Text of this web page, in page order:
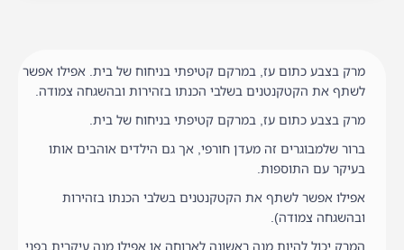
מרק בצבע כתום עז, במרקם קטיפתי בניחוח של בית. אפילו אפשר
לשתף את הקטקנטנים בשלבי הכנתו בזהירות ובהשגחה צמודה.
מרק בצבע כתום עז, במרקם קטיפתי בניחוח של בית.
ברור שלמבוגרים זה מעדן חורפי, אך גם הילדים אוהבים אותו
בעיקר עם התוספות.
אפילו אפשר לשתף את הקטקנטנים בשלבי הכנתו בזהירות
ובהשגחה צמודה).
המרק יכול להיות מנה ראשונה לארוחה או אפילו מנה עיקרית בפני